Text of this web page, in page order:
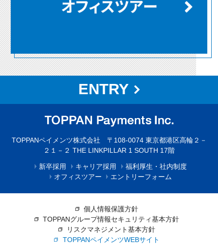
ENTRY
TOPPANペイメンツ株式会社 〒108-0074 東京都港区高輪２－
２１－２ THE LINKPILLAR 1 SOUTH 17階
新卒採用 キャリア採用
福利厚生・社内制度
オフィスツアー
エントリーフォーム
個人情報保護方針
TOPPANグループ情報セキュリティ基本方針
リスクマネジメント基本方針
TOPPANペイメンツWEBサイト